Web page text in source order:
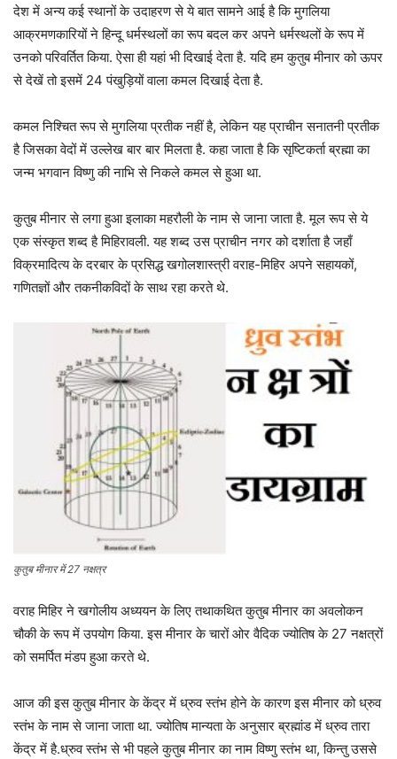
देश में अन्य कई स्थानों के उदाहरण से ये बात सामने आई है कि मुगलिया
आक्रमणकारियों ने हिन्दू धर्मस्थलों का रूप बदल कर अपने धर्मस्थलों के रूप में
उनको परिवर्तित किया. ऐसा ही यहां भी दिखाई देता है. यदि हम कुतुब मीनार को ऊपर
से देखें तो इसमें 24 पंखुड़ियों वाला कमल दिखाई देता है.
कमल निश्चित रूप से मुगलिया प्रतीक नहीं है, लेकिन यह प्राचीन सनातनी प्रतीक
है जिसका वेदों में उल्लेख बार बार मिलता है. कहा जाता है कि सृष्टिकर्ता ब्रह्मा का
जन्म भगवान विष्णु की नाभि से निकले कमल से हुआ था.
कुतुब मीनार से लगा हुआ इलाका महरौली के नाम से जाना जाता है. मूल रूप से ये
एक संस्कृत शब्द है मिहिरावली. यह शब्द उस प्राचीन नगर को दर्शाता है जहाँ
विक्रमादित्य के दरबार के प्रसिद्ध खगोलशास्त्री वराह-मिहिर अपने सहायकों,
गणितज्ञों और तकनीकविदों के साथ रहा करते थे.
कुतुब मीनार में 27 नक्षत्र
वराह मिहिर ने खगोलीय अध्ययन के लिए तथाकथित कुतुब मीनार का अवलोकन
चौकी के रूप में उपयोग किया. इस मीनार के चारों ओर वैदिक ज्योतिष के 27 नक्षत्रों
को समर्पित मंडप हुआ करते थे.
आज की इस कुतुब मीनार के केंद्र में ध्रुव स्तंभ होने के कारण इस मीनार को ध्रुव
स्तंभ के नाम से जाना जाता था. ज्योतिष मान्यता के अनुसार ब्रह्मांड में ध्रुव तारा
केंद्र में है.ध्रुव स्तंभ से भी पहले कुतुब मीनार का नाम विष्णु स्तंभ था, किन्तु उससे